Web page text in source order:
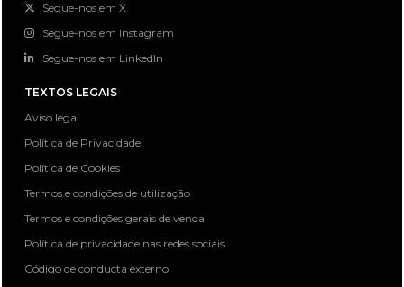
Segue-nos em X
Segue-nos em Instagram
Segue-nos em LinkedIn
TEXTOS LEGAIS
Aviso legal
Política de Privacidade
Política de Cookies
Termos e condições de utilização
Termos e condições gerais de venda
Política de privacidade nas redes sociais
Código de conducta externo